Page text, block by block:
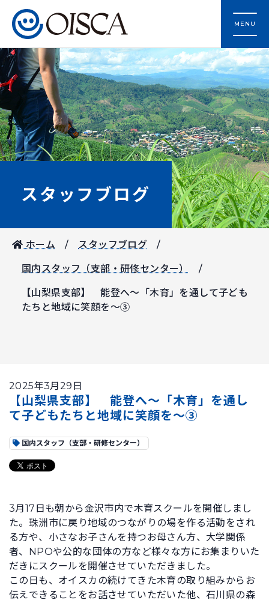
MENU
スタッフブログ
ホーム スタッフブログ
国内スタッフ（支部・研修センター）
【山梨県支部】 能登へ～「木育」を通して子ども
たちと地域に笑顔を～③
2025年3月29日
【山梨県支部】 能登へ～「木育」を通し
て子どもたちと地域に笑顔を～③
国内スタッフ（支部・研修センター）
3月17日も朝から金沢市内で木育スクールを開催しまし
た。珠洲市に戻り地域のつながりの場を作る活動をされ
る方や、小さなお子さんを持つお母さん方、大学関係
者、NPOや公的な団体の方など様々な方にお集まりいた
だきにスクールを開催させていただきました。
この日も、オイスカの続けてきた木育の取り組みからお
伝えできることをお話させていただいた他、石川県の森